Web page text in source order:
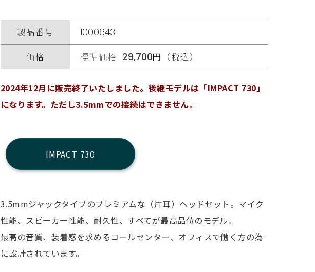
製品番号 1000643
価格 標準価格 29,700円（税込）
2024年12月に販売終了いたしました。後継モデルは「IMPACT 730」
になります。ただし3.5mmでの接続はできません。
IMPACT 730
3.5mmジャックタイプのプレミアムな（片耳）ヘッドセット。マイク
性能、スピーカー性能、耐久性、すべてが最高品位のモデル。
最高の音質、装着感を求めるコールセンター、オフィスで働く方の為
に設計されています。